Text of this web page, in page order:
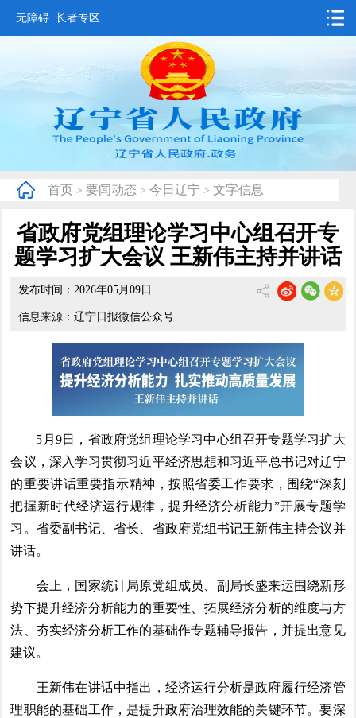
无障碍 长者专区
要闻动态
政务公开
互动交流
数据发布
省情概况
首页 > 要闻动态 > 今日辽宁 > 文字信息
省政府党组理论学习中心组召开专
题学习扩大会议 王新伟主持并讲话
发布时间：2026年05月09日
信息来源：辽宁日报微信公众号
5月9日，省政府党组理论学习中心组召开专题学习扩大
会议，深入学习贯彻习近平经济思想和习近平总书记对辽宁
的重要讲话重要指示精神，按照省委工作要求，围绕“深刻
把握新时代经济运行规律，提升经济分析能力”开展专题学
习。省委副书记、省长、省政府党组书记王新伟主持会议并
讲话。
会上，国家统计局原党组成员、副局长盛来运围绕新形
势下提升经济分析能力的重要性、拓展经济分析的维度与方
法、夯实经济分析工作的基础作专题辅导报告，并提出意见
建议。
王新伟在讲话中指出，经济运行分析是政府履行经济管
理职能的基础工作，是提升政府治理效能的关键环节。要深